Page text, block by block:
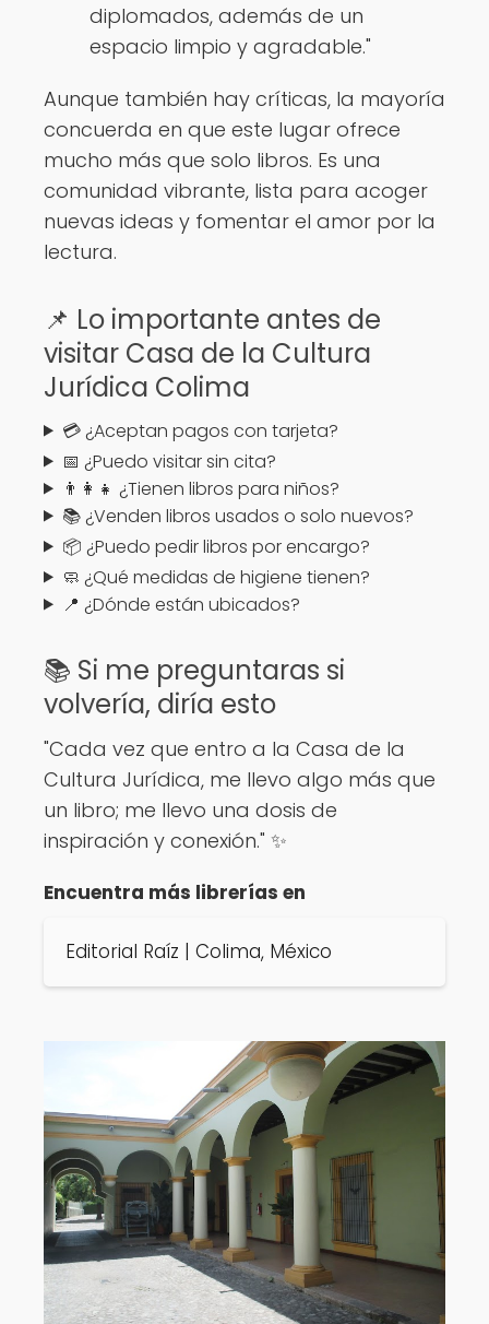
diplomados, además de un
espacio limpio y agradable."
Aunque también hay críticas, la mayoría
concuerda en que este lugar ofrece
mucho más que solo libros. Es una
comunidad vibrante, lista para acoger
nuevas ideas y fomentar el amor por la
lectura.
📌 Lo importante antes de
visitar Casa de la Cultura
Jurídica Colima
💳 ¿Aceptan pagos con tarjeta?
📅 ¿Puedo visitar sin cita?
👨‍👩‍👧 ¿Tienen libros para niños?
📚 ¿Venden libros usados o solo nuevos?
📦 ¿Puedo pedir libros por encargo?
🧼 ¿Qué medidas de higiene tienen?
📍 ¿Dónde están ubicados?
📚 Si me preguntaras si
volvería, diría esto
"Cada vez que entro a la Casa de la
Cultura Jurídica, me llevo algo más que
un libro; me llevo una dosis de
inspiración y conexión." ✨
Encuentra más librerías en
Editorial Raíz | Colima, México